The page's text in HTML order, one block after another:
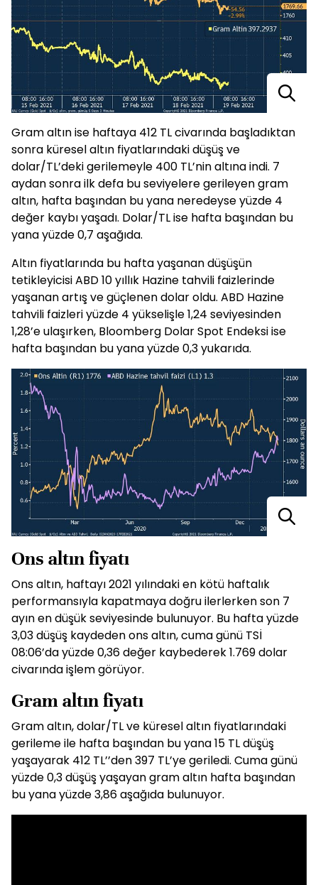
Gram altın ise haftaya 412 TL civarında başladıktan
sonra küresel altın fiyatlarındaki düşüş ve
dolar/TL’deki gerilemeyle 400 TL’nin altına indi. 7
aydan sonra ilk defa bu seviyelere gerileyen gram
altın, hafta başından bu yana neredeyse yüzde 4
değer kaybı yaşadı. Dolar/TL ise hafta başından bu
yana yüzde 0,7 aşağıda.
Altın fiyatlarında bu hafta yaşanan düşüşün
tetikleyicisi ABD 10 yıllık Hazine tahvili faizlerinde
yaşanan artış ve güçlenen dolar oldu. ABD Hazine
tahvili faizleri yüzde 4 yükselişle 1,24 seviyesinden
1,28’e ulaşırken, Bloomberg Dolar Spot Endeksi ise
hafta başından bu yana yüzde 0,3 yukarıda.
Ons altın fiyatı
Ons altın, haftayı 2021 yılındaki en kötü haftalık
performansıyla kapatmaya doğru ilerlerken son 7
ayın en düşük seviyesinde bulunuyor. Bu hafta yüzde
3,03 düşüş kaydeden ons altın, cuma günü TSİ
08:06’da yüzde 0,36 değer kaybederek 1.769 dolar
civarında işlem görüyor.
Gram altın fiyatı
Gram altın, dolar/TL ve küresel altın fiyatlarındaki
gerileme ile hafta başından bu yana 15 TL düşüş
yaşayarak 412 TL’’den 397 TL’ye geriledi. Cuma günü
yüzde 0,3 düşüş yaşayan gram altın hafta başından
bu yana yüzde 3,86 aşağıda bulunuyor.